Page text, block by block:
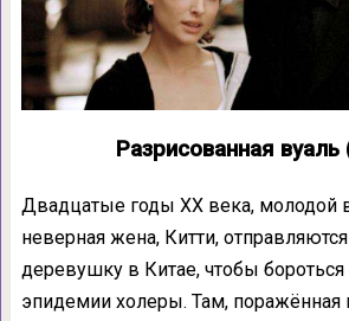
Разрисованная
Двадцатые годы ХХ века, молодой
неверная жена, Китти,
деревушку в Китае, чтобы
эпидемии холеры. Там, поражённая